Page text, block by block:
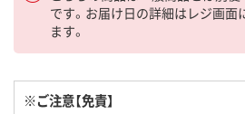
です。お届け日の詳細はレジ画面
ます。
※ご注意【免責】